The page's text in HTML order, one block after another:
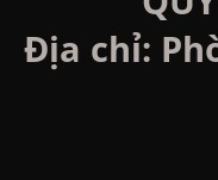
Địa chỉ: